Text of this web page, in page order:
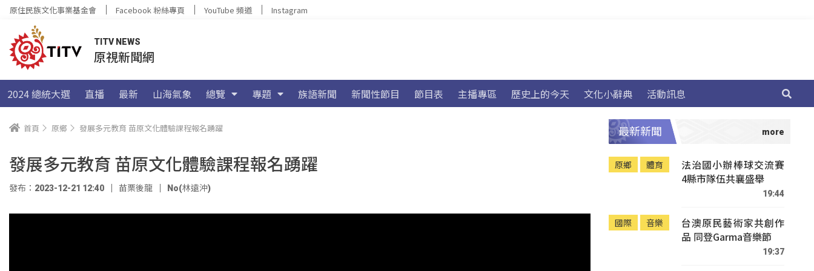
原住民族文化事業基金會 Facebook 粉絲專頁 YouTube 頻道 Instagram
TITV NEWS
原視新聞網
2024 總統大選 直播 最新 山海氣象 總覽 專題 族語新聞 新聞性節目 節目表 主播專區 歷史上的今天 文化小辭典 活動訊息
首頁 原鄉 發展多元教育 苗原文化體驗課程報名踴躍
發展多元教育 苗原文化體驗課程報名踴躍
發布：2023-12-21 12:40 苗栗後龍 No(林遠沖)
最新新聞
原鄉 體育
法治國小辦棒球交流賽
4縣市隊伍共襄盛舉
19:44
國際 音樂
台澳原民藝術家共創作
品 同登Garma音樂節
19:37